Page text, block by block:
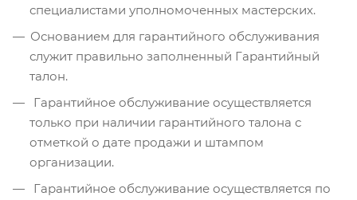
специалистами уполномоченных мастерских.
Основанием для гарантийного обслуживания
служит правильно заполненный Гарантийный
талон.
Гарантийное обслуживание осуществляется
только при наличии гарантийного талона с
отметкой о дате продажи и штампом
организации.
Гарантийное обслуживание осуществляется по